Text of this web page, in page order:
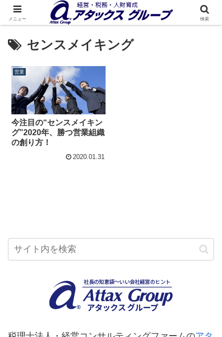
センスメイキング
営業
今注目の“センスメイキン
グ”2020年、勝つ営業組織
の創り方！
2020.01.31
メニュー 検索